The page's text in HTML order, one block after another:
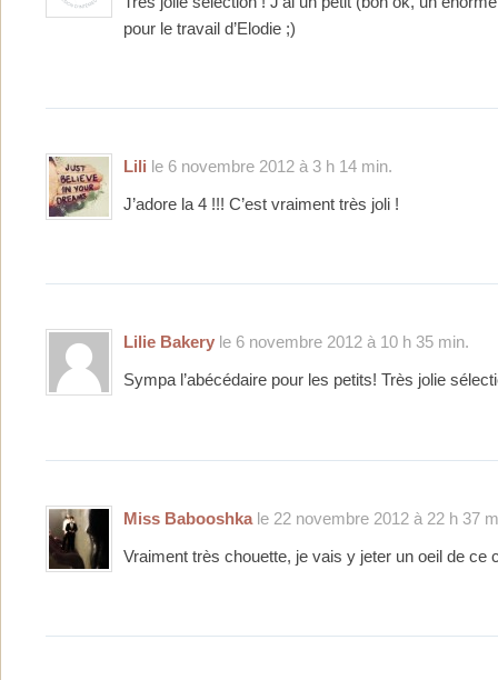
pour le travail d’Elodie ;)
Lili le 6 novembre 2012 à 3 h 14 min.
J’adore la 4 !!! C’est vraiment très joli !
Lilie Bakery le 6 novembre 2012 à 10 h 35 min.
Sympa l’abécédaire pour les petits! Très jolie
Miss Babooshkale 22 novembre 2012 à 22 h 37
Vraiment très chouette, je vais y jeter un oeil de